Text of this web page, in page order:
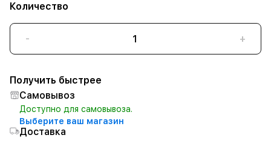
Количество
- +
Получить быстрее
Самовывоз
Доступно для самовывоза.
Выберите ваш магазин
Доставка